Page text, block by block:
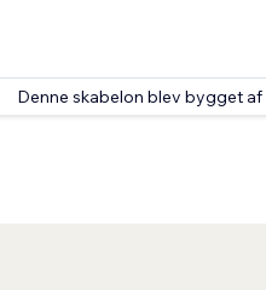
Denne skabelon blev bygget af